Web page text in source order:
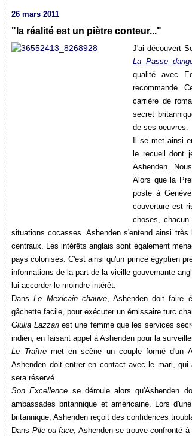
26 mars 2011
"la réalité est un piètre conteur..."
J'ai découvert
La Passe
qualité avec
recommande.
carrière de
secret
de ses oeuvres.
Il se met ainsi
le recueil dont
Ashenden.
Alors que la
posté à
couverture est
choses,
situations cocasses. Ashenden s'entend ainsi
centraux. Les intérêts anglais sont également
pays colonisés. C'est ainsi qu'un prince égyptien
informations de la part de la vieille gouvernante
lui accorder le moindre intérêt.
DansLe Mexicain chauve, Ashenden doit faire
gâchette facile, pour exécuter un émissaire turc
Giulia Lazzariest une femme que les services
indien, en faisant appel à Ashenden pour la
Le Traîtremet en scène un couple formé d'un
Ashenden doit entrer en contact avec le mari,
sera réservé.
Son Excellence se déroule alors qu'Ashenden
ambassades britannique et américaine. Lors
britannique, Ashenden reçoit des confidences
Dans Pile ou face, Ashenden se trouve confronté